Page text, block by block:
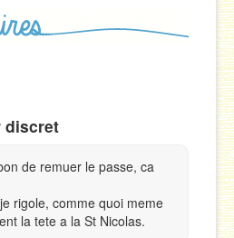
discret
de remuer le passe, ca
rigole, comme quoi meme
la tete a la St Nicolas.